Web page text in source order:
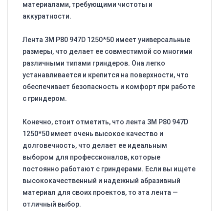
материалами, требующими чистоты и
аккуратности.
Лента 3M P80 947D 1250*50 имеет универсальные
размеры, что делает ее совместимой со многими
различными типами гриндеров. Она легко
устанавливается и крепится на поверхности, что
обеспечивает безопасность и комфорт при работе
с гриндером.
Конечно, стоит отметить, что лента 3M P80 947D
1250*50 имеет очень высокое качество и
долговечность, что делает ее идеальным
выбором для профессионалов, которые
постоянно работают с гриндерами. Если вы ищете
высококачественный и надежный абразивный
материал для своих проектов, то эта лента —
отличный выбор.